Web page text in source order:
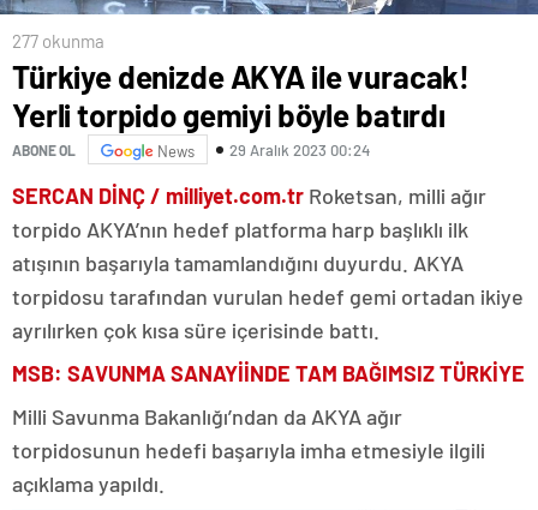
277 okunma
Türkiye denizde AKYA ile vuracak!
Yerli torpido gemiyi böyle batırdı
ABONE OL News 29 Aralık 2023 00:24
SERCAN DİNÇ / milliyet.com.tr Roketsan, milli ağır
torpido AKYA’nın hedef platforma harp başlıklı ilk
atışının başarıyla tamamlandığını duyurdu. AKYA
torpidosu tarafından vurulan hedef gemi ortadan ikiye
ayrılırken çok kısa süre içerisinde battı.
MSB: SAVUNMA SANAYİİNDE TAM BAĞIMSIZ TÜRKİYE
Milli Savunma Bakanlığı’ndan da AKYA ağır
torpidosunun hedefi başarıyla imha etmesiyle ilgili
açıklama yapıldı.